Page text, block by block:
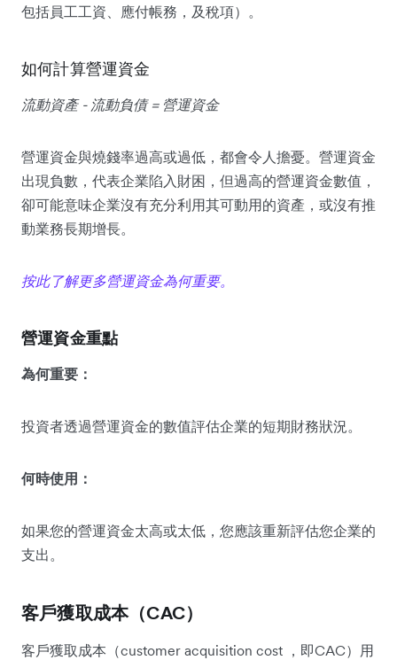
包括員工工資、應付帳務，及稅項）。
如何計算營運資金
流動資產 - 流動負債 = 營運資金
營運資金與燒錢率過高或過低，都會令人擔憂。營運資金
出現負數，代表企業陷入財困，但過高的營運資金數值，
卻可能意味企業沒有充分利用其可動用的資產，或沒有推
動業務長期增長。
按此了解更多營運資金為何重要。
營運資金重點
為何重要：
投資者透過營運資金的數值評估企業的短期財務狀況。
何時使用：
如果您的營運資金太高或太低，您應該重新評估您企業的
支出。
客戶獲取成本（CAC）
客戶獲取成本（customer acquisition cost ，即CAC）用